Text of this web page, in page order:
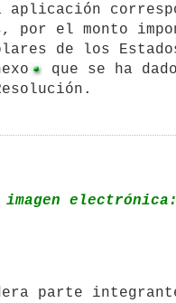
por el monto
de los
que se ha
electrónica: